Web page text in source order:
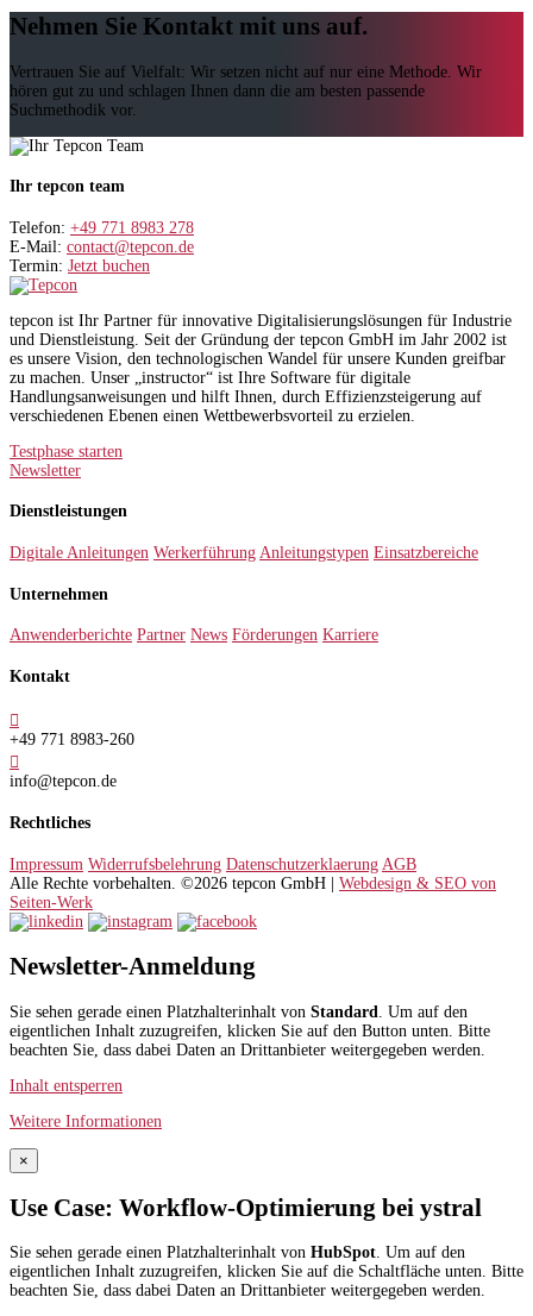
Nehmen Sie Kontakt mit uns auf.
Vertrauen Sie auf Vielfalt: Wir setzen nicht auf nur eine Methode. Wir
hören gut zu und schlagen Ihnen dann die am besten passende
Suchmethodik vor.
Ihr tepcon team
Telefon: +49 771 8983 278
E-Mail: contact@tepcon.de
Termin: Jetzt buchen
tepcon ist Ihr Partner für innovative Digitalisierungslösungen für Industrie
und Dienstleistung. Seit der Gründung der tepcon GmbH im Jahr 2002 ist
es unsere Vision, den technologischen Wandel für unsere Kunden greifbar
zu machen. Unser „instructor“ ist Ihre Software für digitale
Handlungsanweisungen und hilft Ihnen, durch Effizienzsteigerung auf
verschiedenen Ebenen einen Wettbewerbsvorteil zu erzielen.
Testphase starten
Newsletter
Dienstleistungen
Digitale Anleitungen Werkerführung Anleitungstypen Einsatzbereiche
Unternehmen
Anwenderberichte Partner News Förderungen Karriere
Kontakt

+49 771 8983-260

info@tepcon.de
Rechtliches
Impressum Widerrufsbelehrung Datenschutzerklaerung AGB
Alle Rechte vorbehalten. ©2026 tepcon GmbH | Webdesign & SEO von
Seiten-Werk
Newsletter-Anmeldung
Sie sehen gerade einen Platzhalterinhalt von Standard . Um auf den
eigentlichen Inhalt zuzugreifen, klicken Sie auf den Button unten. Bitte
beachten Sie, dass dabei Daten an Drittanbieter weitergegeben werden.
Inhalt entsperren
Weitere Informationen
×
Use Case: Workflow-Optimierung bei ystral
Sie sehen gerade einen Platzhalterinhalt von HubSpot. Um auf den
eigentlichen Inhalt zuzugreifen, klicken Sie auf die Schaltfläche unten. Bitte
beachten Sie, dass dabei Daten an Drittanbieter weitergegeben werden.